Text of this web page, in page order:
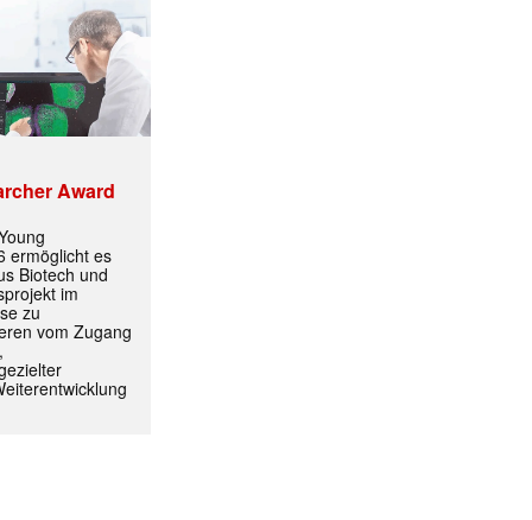
Award
ermöglicht es
Biotech und
im
zu
vom Zugang